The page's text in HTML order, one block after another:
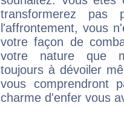
transformerez
l'affrontement, vous
votre façon de
votre nature que
toujours à dévoiler
vous comprendront
charme d'enfer vous